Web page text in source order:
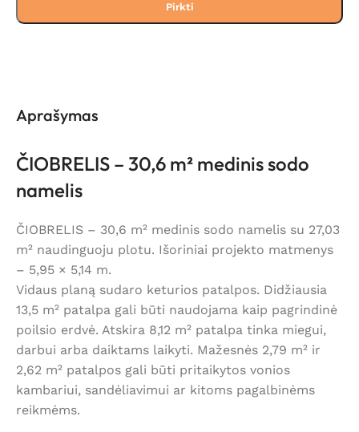
Pirkti
Aprašymas
ČIOBRELIS – 30,6 m² medinis sodo
namelis
ČIOBRELIS – 30,6 m² medinis sodo namelis su 27,03
m² naudinguoju plotu. Išoriniai projekto matmenys
– 5,95 × 5,14 m.
Vidaus planą sudaro keturios patalpos. Didžiausia
13,5 m² patalpa gali būti naudojama kaip pagrindinė
poilsio erdvė. Atskira 8,12 m² patalpa tinka miegui,
darbui arba daiktams laikyti. Mažesnės 2,79 m² ir
2,62 m² patalpos gali būti pritaikytos vonios
kambariui, sandėliavimui ar kitoms pagalbinėms
reikmėms.